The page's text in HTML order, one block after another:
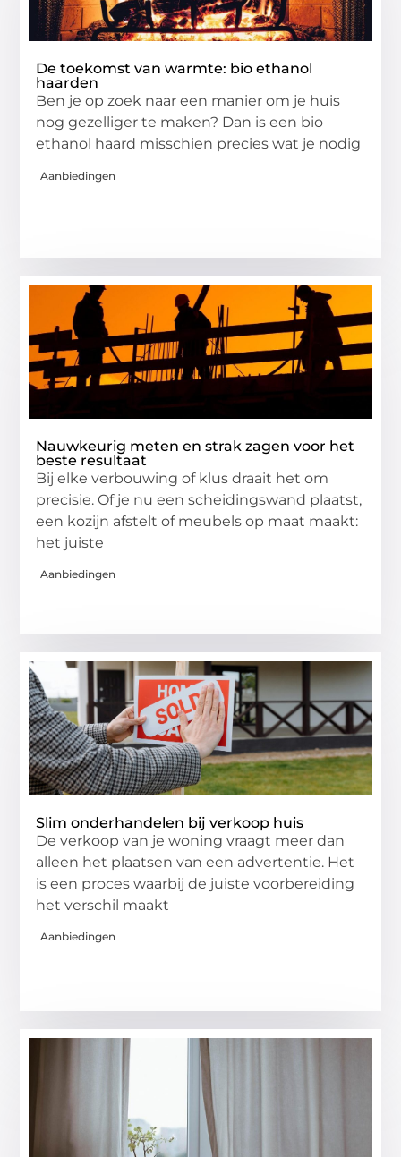
De toekomst van warmte: bio ethanol
haarden
Ben je op zoek naar een manier om je huis
nog gezelliger te maken? Dan is een bio
ethanol haard misschien precies wat je nodig
Aanbiedingen
Nauwkeurig meten en strak zagen voor het
beste resultaat
Bij elke verbouwing of klus draait het om
precisie. Of je nu een scheidingswand plaatst,
een kozijn afstelt of meubels op maat maakt:
het juiste
Aanbiedingen
Slim onderhandelen bij verkoop huis
De verkoop van je woning vraagt meer dan
alleen het plaatsen van een advertentie. Het
is een proces waarbij de juiste voorbereiding
het verschil maakt
Aanbiedingen